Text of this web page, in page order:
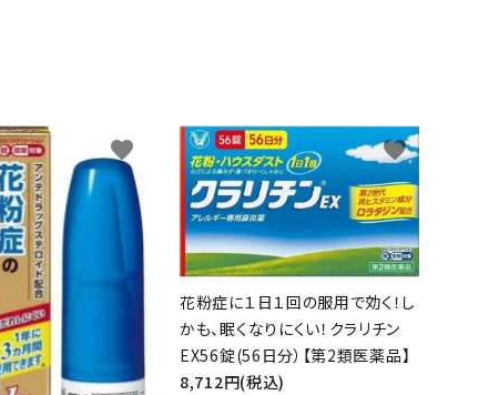
favorite
花粉症に１日１回の服用で効く！し
かも、眠くなりにくい！クラリチン
EX56錠(56日分）【第2類医薬品】
8,712円(税込)
favorite